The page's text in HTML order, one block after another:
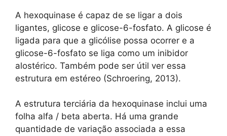
A hexoquinase é capaz de se ligar a dois
ligantes, glicose e glicose-6-fosfato. A glicose é
ligada para que a glicólise possa ocorrer e a
glicose-6-fosfato se liga como um inibidor
alostérico. Também pode ser útil ver essa
estrutura em estéreo (Schroering, 2013).
A estrutura terciária da hexoquinase inclui uma
folha alfa / beta aberta. Há uma grande
quantidade de variação associada a essa